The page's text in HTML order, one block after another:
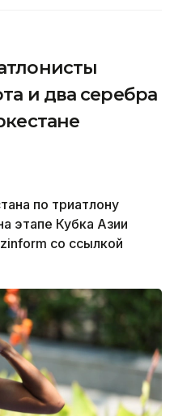
и два серебра
по триатлону
этапе Кубка Азии
со ссылкой